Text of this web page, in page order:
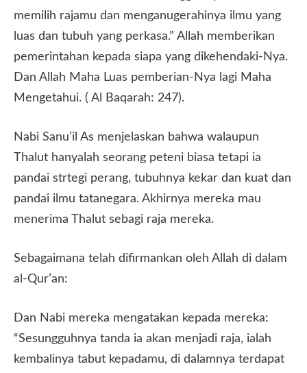
memilih rajamu dan menganugerahinya ilmu yang
luas dan tubuh yang perkasa.” Allah memberikan
pemerintahan kepada siapa yang dikehendaki-Nya.
Dan Allah Maha Luas pemberian-Nya lagi Maha
Mengetahui. ( Al Baqarah: 247).
Nabi Sanu’il As menjelaskan bahwa walaupun
Thalut hanyalah seorang peteni biasa tetapi ia
pandai strtegi perang, tubuhnya kekar dan kuat dan
pandai ilmu tatanegara. Akhirnya mereka mau
menerima Thalut sebagi raja mereka.
Sebagaimana telah difirmankan oleh Allah di dalam
al-Qur’an:
Dan Nabi mereka mengatakan kepada mereka:
“Sesungguhnya tanda ia akan menjadi raja, ialah
kembalinya tabut kepadamu, di dalamnya terdapat